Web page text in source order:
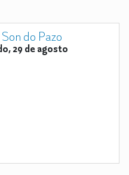
do Pazo
29 de agosto